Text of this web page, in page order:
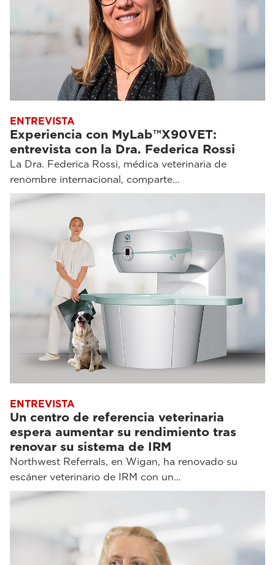
ENTREVISTA
Experiencia con MyLab™X90VET:
entrevista con la Dra. Federica Rossi
La Dra. Federica Rossi, médica veterinaria de
renombre internacional, comparte…
ENTREVISTA
Un centro de referencia veterinaria
espera aumentar su rendimiento tras
renovar su sistema de IRM
Northwest Referrals, en Wigan, ha renovado su
escáner veterinario de IRM con un…